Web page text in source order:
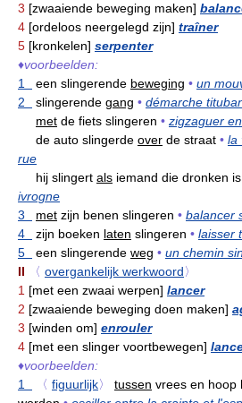
3 [zwaaiende beweging maken]
4 [ordeloos neergelegd zijn] traîner
5 [kronkelen] serpenter
♦voorbeelden:
1
een slingerende beweging • un
2
slingerende gang • démarche
met de fiets slingeren • zigzaguer
de auto slingerde over de straat • la
rue
hij slingert als iemand die dronken is
ivrogne
3
met zijn benen slingeren • balancer
4
zijn boeken laten slingeren • laisser
5
een slingerende weg • un chemin
II
〈 overgankelijk werkwoord〉
1 [met een zwaai werpen] lancer
2 [zwaaiende beweging doen maken]
3 [winden om] enrouler
4 [met een slinger voortbewegen]
♦voorbeelden:
1
〈 figuurlijk〉 tussen vrees en hoop